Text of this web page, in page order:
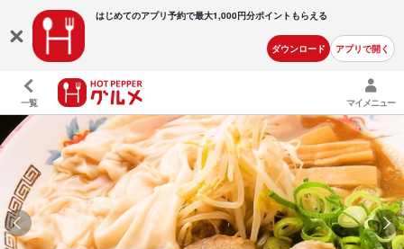
はじめてのアプリ予約で最大1,000円分ポイントもらえる
ダウンロード アプリで開く
一覧 マイメニュー